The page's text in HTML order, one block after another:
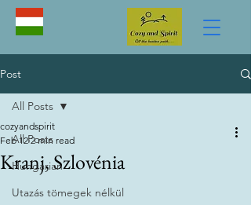
Post
All Posts
Hungarian
Utazás tömegek nélkül
All Posts
Kranj, Szlovénia
cozyandspirit
Feb 12 2 min read